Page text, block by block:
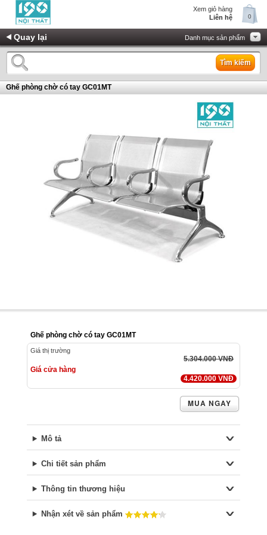
Xem giỏ hàng
Liên hệ
0
Quay lại Danh mục sản phẩm
Tìm kiếm
Ghế phòng chờ có tay GC01MT
Ghế phòng chờ có tay GC01MT
Giá thị trường
5.304.000 VNĐ
Giá cửa hàng
4.420.000 VNĐ
MUA NGAY
Mô tả
Chi tiết sản phẩm
Thông tin thương hiệu
Nhận xét về sản phẩm